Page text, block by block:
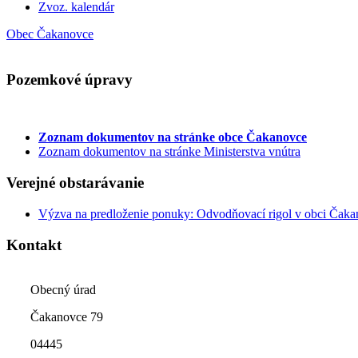
Zvoz. kalendár
Obec Čakanovce
Pozemkové úpravy
Zoznam dokumentov na stránke obce Čakanovce
Zoznam dokumentov na stránke Ministerstva vnútra
Verejné obstarávanie
Výzva na predloženie ponuky: Odvodňovací rigol v obci
Kontakt
Obecný úrad
Čakanovce 79
04445